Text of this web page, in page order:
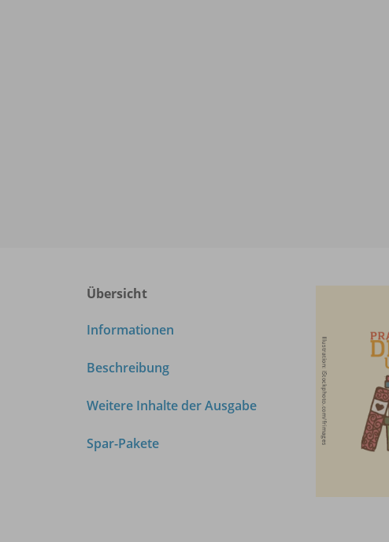
Übersicht
Informationen
Beschreibung
Weitere Inhalte der Ausgabe
Spar-Pakete